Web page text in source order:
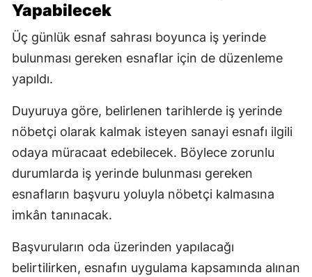
Yapabilecek
Üç günlük esnaf sahrası boyunca iş yerinde
bulunması gereken esnaflar için de düzenleme
yapıldı.
Duyuruya göre, belirlenen tarihlerde iş yerinde
nöbetçi olarak kalmak isteyen sanayi esnafı ilgili
odaya müracaat edebilecek. Böylece zorunlu
durumlarda iş yerinde bulunması gereken
esnafların başvuru yoluyla nöbetçi kalmasına
imkân tanınacak.
Başvuruların oda üzerinden yapılacağı
belirtilirken, esnafın uygulama kapsamında alınan